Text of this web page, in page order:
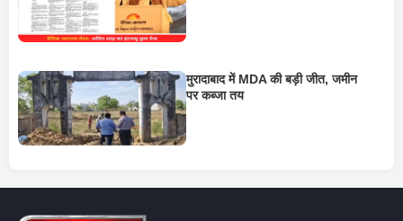
मुरादाबाद में MDA की बड़ी जीत, जमीन
पर कब्जा तय